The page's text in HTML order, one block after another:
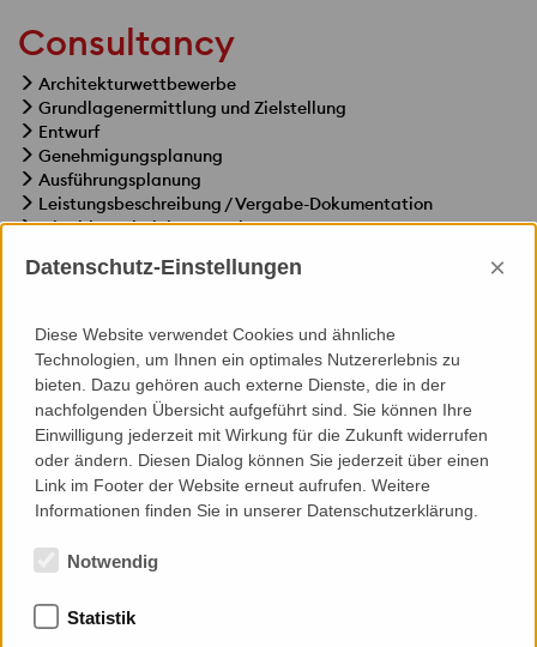
Consultancy
Architekturwettbewerbe
Grundlagenermittlung und Zielstellung
Entwurf
Genehmigungsplanung
Ausführungsplanung
Leistungsbeschreibung / Vergabe-Dokumentation
Mitwirkung bei der Vergabe
Mitwirkung bei der Mock-Up Ausführung
Specials
Wartung, Reinigung, Fassadenzugang
Mitgliedschaften
Datenschutz-Einstellungen ×
Diese Website verwendet Cookies und ähnliche
Technologien, um Ihnen ein optimales Nutzererlebnis zu
bieten. Dazu gehören auch externe Dienste, die in der
nachfolgenden Übersicht aufgeführt sind. Sie können Ihre
Einwilligung jederzeit mit Wirkung für die Zukunft widerrufen
oder ändern. Diesen Dialog können Sie jederzeit über einen
Link im Footer der Website erneut aufrufen. Weitere
Informationen finden Sie in unserer Datenschutzerklärung.
Notwendig
Statistik